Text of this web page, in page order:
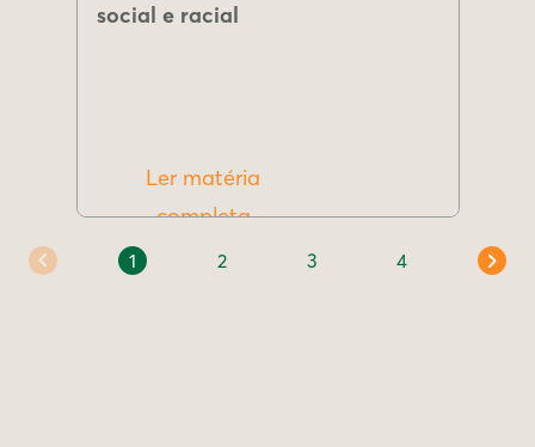
social e racial
Ler matéria
completa
1 2 3 4